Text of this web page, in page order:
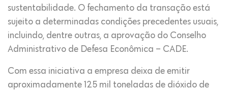
sustentabilidade. O fechamento da transação está
sujeito a determinadas condições precedentes usuais,
incluindo, dentre outras, a aprovação do Conselho
Administrativo de Defesa Econômica – CADE.
Com essa iniciativa a empresa deixa de emitir
aproximadamente 125 mil toneladas de dióxido de